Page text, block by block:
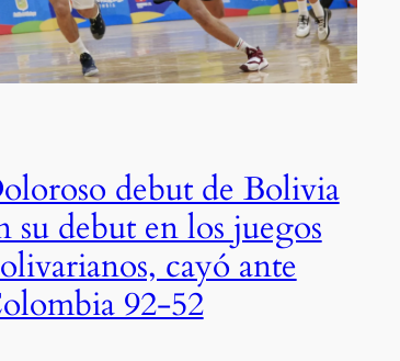
debut de Bolivia
su debut en los juegos
cayó ante
92-52